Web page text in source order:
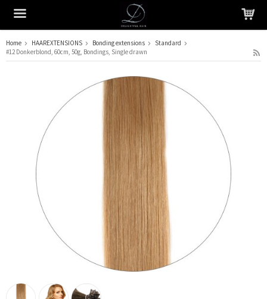
Het product is in je winkelmandje geplaatst
Home HAAREXTENSIONS Bonding extensions
Standard
#12 Donkerblond, 60cm, 50g, Bondings, Single drawn